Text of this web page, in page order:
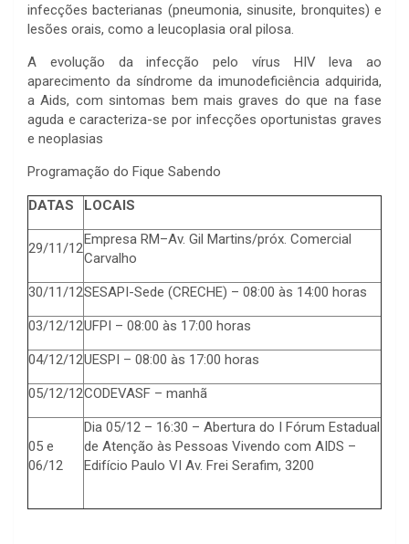
infecções bacterianas (pneumonia, sinusite, bronquites) e
lesões orais, como a leucoplasia oral pilosa.
A evolução da infecção pelo vírus HIV leva ao
aparecimento da síndrome da imunodeficiência adquirida,
a Aids, com sintomas bem mais graves do que na fase
aguda e caracteriza-se por infecções oportunistas graves
e neoplasias
Programação do Fique Sabendo
DATAS LOCAIS
29/11/12
Empresa RM–Av. Gil Martins/próx. Comercial
Carvalho
30/11/12SESAPI-Sede (CRECHE) – 08:00 às 14:00 horas
03/12/12UFPI – 08:00 às 17:00 horas
04/12/12UESPI – 08:00 às 17:00 horas
05/12/12CODEVASF – manhã
05 e
06/12
Dia 05/12 – 16:30 – Abertura do I Fórum Estadual
de Atenção às Pessoas Vivendo com AIDS –
Edifício Paulo VI Av. Frei Serafim, 3200